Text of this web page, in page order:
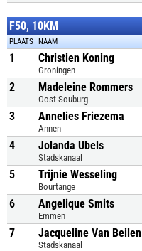
F50, 10KM
PLAATS NAAM
1 Christien Koning
Groningen
2 Madeleine Rommers
Oost-Souburg
3 Annelies Friezema
Annen
4 Jolanda Ubels
Stadskanaal
5 Trijnie Wesseling
Bourtange
6 Angelique Smits
Emmen
7 Jacqueline Van Beilen
Stadskanaal